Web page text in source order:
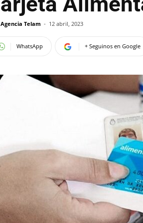
Agencia Telam - 12 abril, 2023
WhatsApp + Seguinos en Google